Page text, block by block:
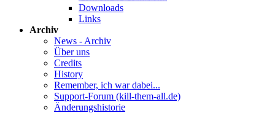
Downloads
Links
Archiv
News - Archiv
Über uns
Credits
History
Remember, ich war dabei...
Support-Forum (kill-them-all.de)
Änderungshistorie